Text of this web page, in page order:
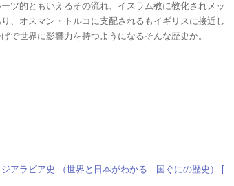
ツ的ともいえるその流れ、イスラム教に教化されメッ
、オスマン・トルコに支配されるもイギリスに接近し
で世界に影響力を持つようになるそんな歴史か。
アラビア史 （世界と日本がわかる 国ぐにの歴史） [